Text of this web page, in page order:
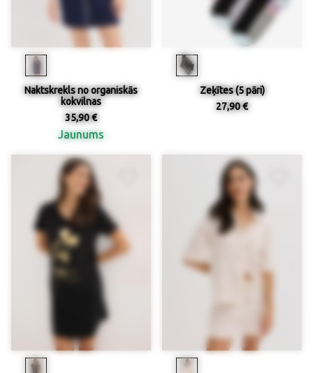
Naktskrekls no organiskās
kokvilnas
35,90 €
Jaunums
Zeķītes (5 pāri)
27,90 €